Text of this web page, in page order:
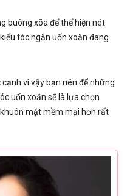
buông xõa để thể hiện nét
tóc ngắn uốn xoăn đang
vì vậy bạn nên để những
uốn xoăn sẽ là lựa chọn
mặt mềm mại hơn rất